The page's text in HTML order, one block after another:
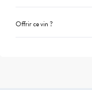
Offrir ce vin ?